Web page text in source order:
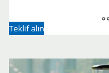
Teklif alın